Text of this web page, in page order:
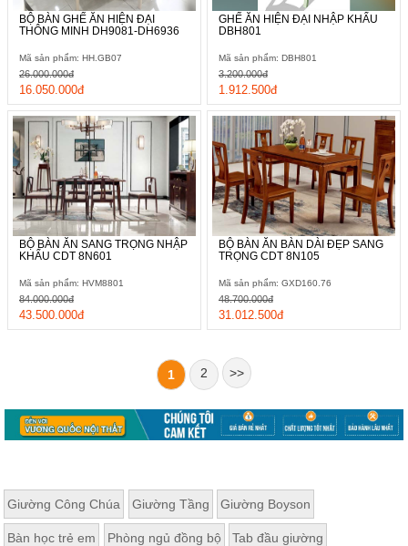
BỘ BÀN GHẾ ĂN HIỆN ĐẠI
THÔNG MINH DH9081-DH6936
Mã sản phẩm: HH.GB07
16.050.000đ
26.000.000đ
GHẾ ĂN HIỆN ĐẠI NHẬP KHẨU
DBH801
Mã sản phẩm: DBH801
1.912.500đ
3.200.000đ
BỘ BÀN ĂN SANG TRỌNG NHẬP
KHẨU CDT 8N601
Mã sản phẩm: HVM8801
43.500.000đ
84.000.000đ
BỘ BÀN ĂN BÀN DÀI ĐẸP SANG
TRỌNG CDT 8N105
Mã sản phẩm: GXD160.76
31.012.500đ
48.700.000đ
1 2 >>
Giường Công Chúa Giường Tầng Giường Boyson
Bàn học trẻ em Phòng ngủ đồng bộ Tab đầu giường